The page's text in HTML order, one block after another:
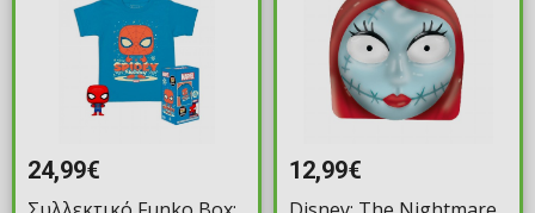
24,99€ 12,99€